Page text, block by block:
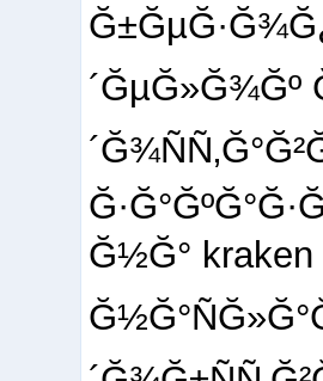
´ĞµĞ»Ğ¾Ğº
Ğ½Ğ° kraken